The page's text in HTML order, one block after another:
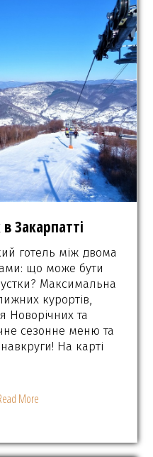
Закарпатті
готель між двома
що може бути
Максимальна
курортів,
Новорічних та
сезонне меню та
На карті
More